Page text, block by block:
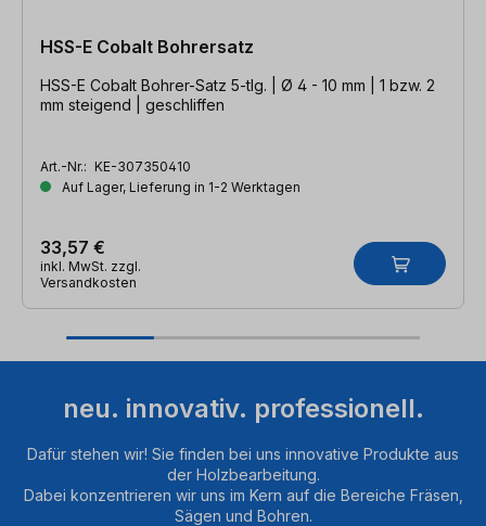
HSS-E Cobalt Bohrersatz
HSS-E Cobalt Bohrer-Satz 5-tlg. | Ø 4 - 10 mm | 1 bzw. 2
mm steigend | geschliffen
Art.-Nr.: KE-307350410
Auf Lager, Lieferung in 1-2 Werktagen
33,57 €
inkl. MwSt. zzgl.
Versandkosten
neu. innovativ. professionell.
Dafür stehen wir! Sie finden bei uns innovative Produkte aus
der Holzbearbeitung.
Dabei konzentrieren wir uns im Kern auf die Bereiche Fräsen,
Sägen und Bohren.